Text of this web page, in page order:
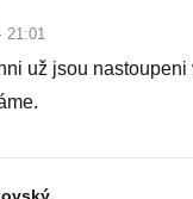
21:01
už jsou nastoupeni